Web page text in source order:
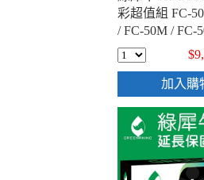
彩超值組 FC-
/ FC-50M / FC-
印機碳粉匣
加入購